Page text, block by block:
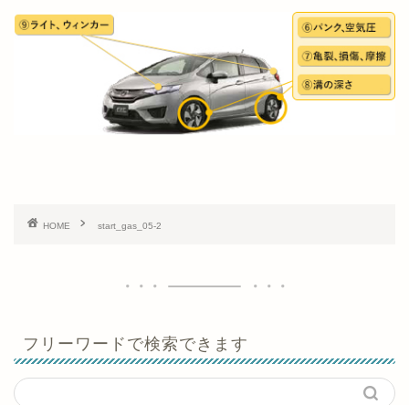
HOME start_gas_05-2
フリーワードで検索できます